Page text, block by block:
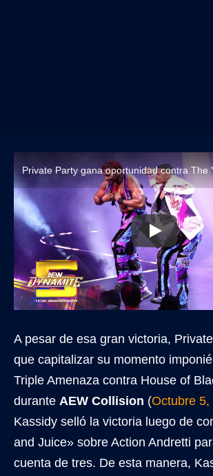
A pesar de esa gran victoria,
que capitalizar su momento
Triple Amenaza contra House of
durante AEW Collision (Octubre 5,
Kassidy selló la victoria luego de
and Juice» sobre Action Andretti
cuenta de tres. De esta manera,